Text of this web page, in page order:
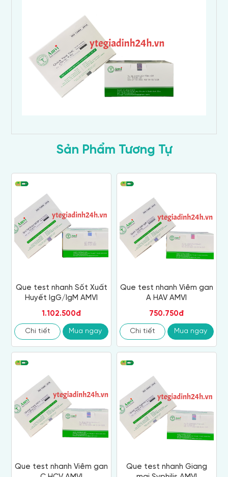
Sản Phẩm Tương Tự
Que test nhanh Sốt Xuất
Huyết IgG/IgM AMVI
1.102.500đ
Chi tiết Mua ngay
Que test nhanh Viêm gan
A HAV AMVI
750.750đ
Chi tiết Mua ngay
Que test nhanh Viêm gan
Que test nhanh Giang